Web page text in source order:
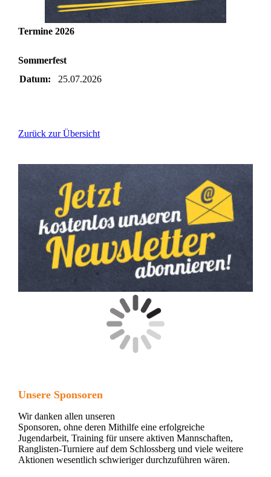
Termine 2026
Sommerfest
Datum:
25.07.2026
Zurück zur Übersicht
Unsere Sponsoren
Wir danken allen unseren
Sponsoren, ohne deren Mithilfe eine erfolgreiche
Jugendarbeit, Training für unsere aktiven Mannschaften,
Ranglisten-Turniere auf dem Schlossberg und viele weitere
Aktionen wesentlich schwieriger durchzuführen wären.